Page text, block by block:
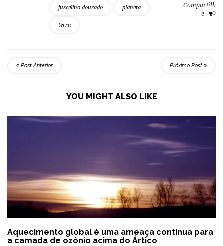
juscelino dourado planeta
terra
Compartilh
e
Post Anterior Próximo Post
YOU MIGHT ALSO LIKE
Aquecimento global é uma ameaça contínua para
a camada de ozônio acima do Ártico